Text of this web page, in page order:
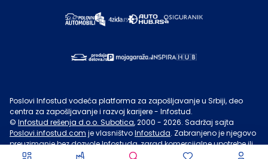
Poslovi Infostud vodeća platforma za zapošljavanje u Srbiji, deo
centra za zapošljavanje i razvoj karijere - Infostud.
© Infostud rešenja d.o.o. Subotica, 2000 - 2026. Sadržaj sajta
Poslovi.infostud.com je vlasništvoInfostuda. Zabranjeno je njegovo
preuzimanje bez dozvoleInfostuda, zarad komercijalne upotrebe ili
u druge svrhe, osim za lične potrebe posetilaca sajta.